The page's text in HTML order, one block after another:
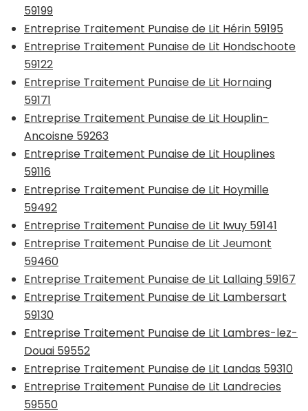
59199
Entreprise Traitement Punaise de Lit Hérin 59195
Entreprise Traitement Punaise de Lit Hondschoote
59122
Entreprise Traitement Punaise de Lit Hornaing
59171
Entreprise Traitement Punaise de Lit Houplin-
Ancoisne 59263
Entreprise Traitement Punaise de Lit Houplines
59116
Entreprise Traitement Punaise de Lit Hoymille
59492
Entreprise Traitement Punaise de Lit Iwuy 59141
Entreprise Traitement Punaise de Lit Jeumont
59460
Entreprise Traitement Punaise de Lit Lallaing 59167
Entreprise Traitement Punaise de Lit Lambersart
59130
Entreprise Traitement Punaise de Lit Lambres-lez-
Douai 59552
Entreprise Traitement Punaise de Lit Landas 59310
Entreprise Traitement Punaise de Lit Landrecies
59550